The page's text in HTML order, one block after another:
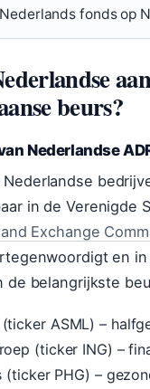
fonds op
beurs?
Nederlandse
in de Verenigde
Exchange
en
de belangrijkste
(ticker ASML) –
(ticker ING) –
(ticker PHG) –